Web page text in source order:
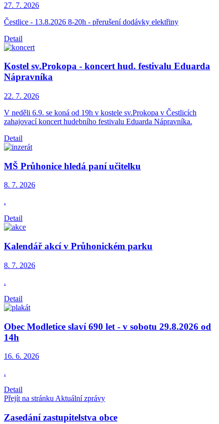
27. 7. 2026
Čestlice - 13.8.2026 8-20h - přerušení dodávky elektřiny
Detail
Kostel sv.Prokopa - koncert hud. festivalu Eduarda
Nápravníka
22. 7. 2026
V neděli 6.9. se koná od 19h v kostele sv.Prokopa v Čestlicích
zahajovací koncert hudebního festivalu Eduarda Nápravníka.
Detail
MŠ Průhonice hledá paní učitelku
8. 7. 2026
.
Detail
Kalendář akcí v Průhonickém parku
8. 7. 2026
.
Detail
Obec Modletice slaví 690 let - v sobotu 29.8.2026 od
14h
16. 6. 2026
.
Detail
Přejít na stránku Aktuální zprávy
Zasedání zastupitelstva obce